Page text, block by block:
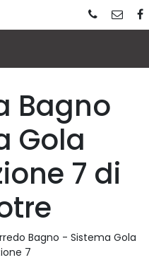
Bagno
Gola
7 di
Bagno - Sistema Gola
7